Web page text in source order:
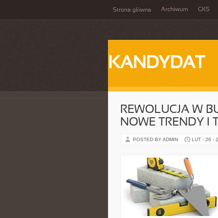
Strona główna Archiwum GKS
KANDYDAT
REWOLUCJA W
NOWE TRENDY I
POSTED BY ADMIN LUT - 26 -